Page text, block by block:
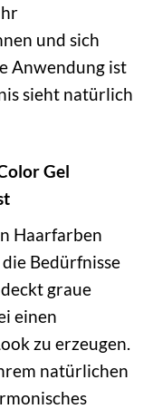
und sich
Anwendung ist
sieht natürlich
Gel
Haarfarben
Bedürfnisse
graue
einen
zu erzeugen.
natürlichen